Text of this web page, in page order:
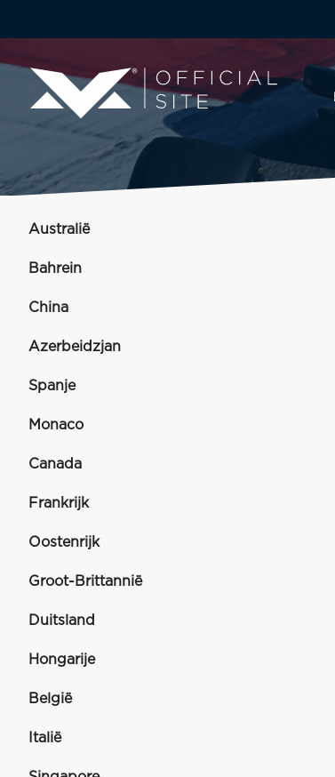
Australië
Bahrein
China
Azerbeidzjan
Spanje
Monaco
Canada
Frankrijk
Oostenrijk
Groot-Brittannië
Duitsland
Hongarije
België
Italië